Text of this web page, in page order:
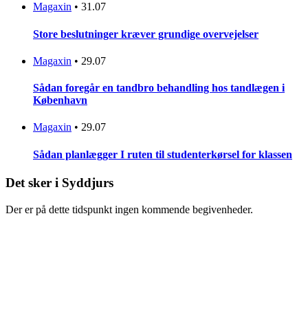
Magaxin • 31.07
Store beslutninger kræver grundige overvejelser
Magaxin • 29.07
Sådan foregår en tandbro behandling hos tandlægen i
København
Magaxin • 29.07
Sådan planlægger I ruten til studenterkørsel for klassen
Det sker i Syddjurs
Der er på dette tidspunkt ingen kommende begivenheder.